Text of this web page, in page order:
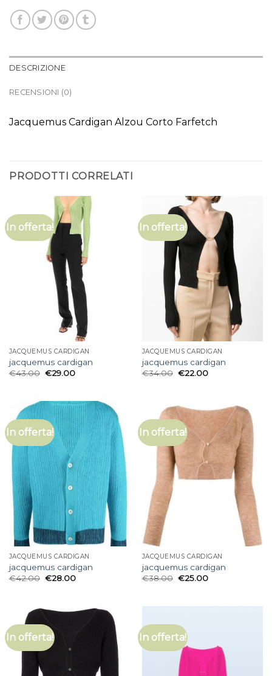
DESCRIZIONE
RECENSIONI (0)
Jacquemus Cardigan Alzou Corto Farfetch
PRODOTTI CORRELATI
In offerta!
JACQUEMUS CARDIGAN
jacquemus cardigan
€43.00 €29.00
In offerta!
JACQUEMUS CARDIGAN
jacquemus cardigan
€34.00 €22.00
In offerta!
JACQUEMUS CARDIGAN
jacquemus cardigan
€42.00 €28.00
In offerta!
JACQUEMUS CARDIGAN
jacquemus cardigan
€38.00 €25.00
In offerta! In offerta!